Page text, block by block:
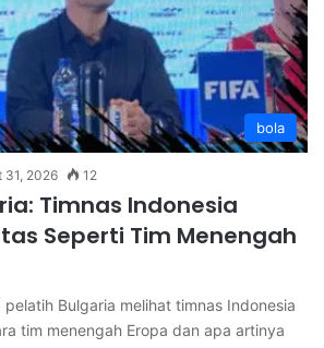
bola
31, 2026 12
Timnas Indonesia
Seperti Tim Menengah
Bulgaria melihat timnas Indonesia
tim menengah Eropa dan apa artinya